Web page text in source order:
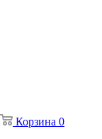
Корзина 0